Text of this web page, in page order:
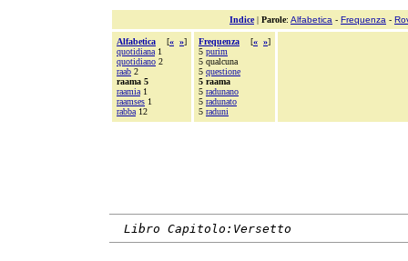
Indice| Parole: Alfabetica - Frequenza -
Alfabetica [« »]
quotidiana 1
quotidiano 2
raab 2
raama 5
raamia 1
raamses 1
rabba 12
Frequenza [« »]
5 purim
5 qualcuna
5 questione
5 raama
5 radunano
5 radunato
5 raduni
Libro Capitolo:Versetto